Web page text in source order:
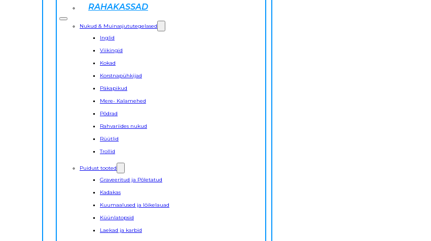
RAHAKASSAD
Nukud & Muinasjututegelased
Inglid
Viikingid
Kokad
Korstnapühkijad
Päkapikud
Mere- Kalamehed
Põdrad
Rahvariides nukud
Rüütlid
Trollid
Puidust tooted
Graveeritud ja Põletatud
Kadakas
Kuumaalused ja lõikelauad
Küünlatopsid
Laekad ja karbid